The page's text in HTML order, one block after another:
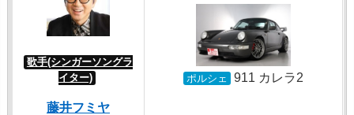
歌手(シンガーソングラ
イター)
藤井フミヤ
ポルシェ 911 カレラ2